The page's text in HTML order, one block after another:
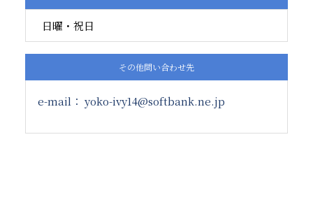
日曜・祝日
その他問い合わせ先
e-mail yoko-ivy14@softbank.ne.jp